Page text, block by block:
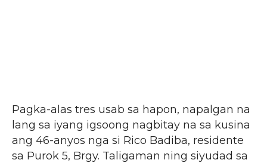
Pagka-alas tres usab sa hapon, napalgan na
lang sa iyang igsoong nagbitay na sa kusina
ang 46-anyos nga si Rico Badiba, residente
sa Purok 5, Brgy. Taligaman ning siyudad sa